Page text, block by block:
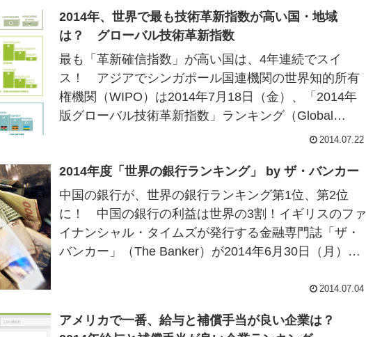
2014年、世界で最も技術革新指数が高い国・地域
は？ グローバル技術革新指数
最も「革新確信指数」が高い国は、4年連続でスイ
ス！ アジアでシンガポール国連機関の世界知的所有
権機関（WIPO）は2014年7月18日（金）、「2014年
版グローバル技術革新指数」ランキング（Global
2014.07.22
2014年度「世界の銀行ランキング」 by ザ・バンカー
中国の銀行が、世界の銀行ランキング第1位、第2位
に！ 中国の銀行の利益は世界の3割！イギリスのファ
イナンシャル・タイムズが発行する金融専門誌「ザ・
バンカー」（The Banker）が2014年6月30日（月）、
2014.07.04
アメリカで一番、給与と補償手当が良い企業は？